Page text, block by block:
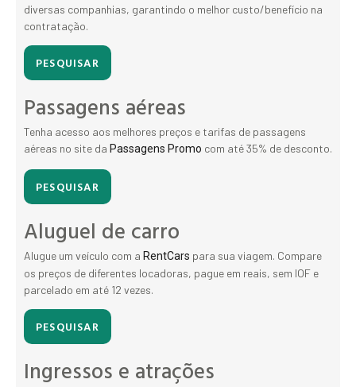
diversas companhias, garantindo o melhor custo/benefício na
contratação.
PESQUISAR
Passagens aéreas
Tenha acesso aos melhores preços e tarifas de passagens
aéreas no site da Passagens Promo com até 35% de desconto.
PESQUISAR
Aluguel de carro
Alugue um veículo com a RentCars para sua viagem. Compare
os preços de diferentes locadoras, pague em reais, sem IOF e
parcelado em até 12 vezes.
PESQUISAR
Ingressos e atrações